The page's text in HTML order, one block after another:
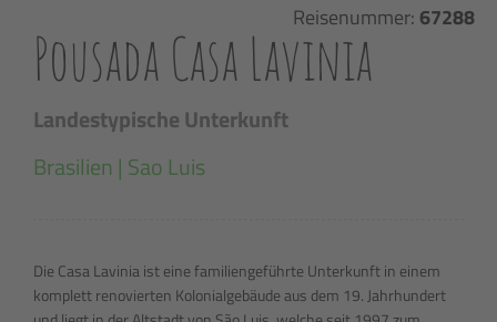
Reisenummer: 67288
Pousada Casa Lavinia
Landestypische Unterkunft
Brasilien | Sao Luis
Die Casa Lavinia ist eine familiengeführte Unterkunft in einem
komplett renovierten Kolonialgebäude aus dem 19. Jahrhundert